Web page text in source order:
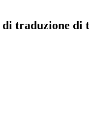
traduzione di